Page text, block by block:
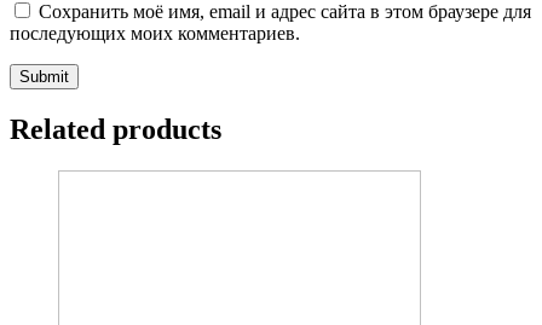
Сохранить моё имя, email и адрес сайта в этом браузере для
последующих моих комментариев.
Related products